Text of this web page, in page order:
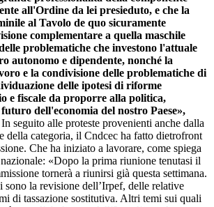
all'Ordine da lei presieduto, e che la
al Tavolo de quo sicuramente
complementare a quella maschile
problematiche che investono l'attuale
autonomo e dipendente, nonché la
e la condivisione delle problematiche di
delle ipotesi di riforme
e fiscale da proporre alla politica,
dell'economia del nostro Paese»,
In seguito alle proteste provenienti anche dalla
della categoria, il Cndcec ha fatto dietrofront
Che ha iniziato a lavorare, come spiega
«Dopo la prima riunione tenutasi il
tornerà a riunirsi già questa settimana.
la revisione dell’Irpef, delle relative
di tassazione sostitutiva. Altri temi sui quali